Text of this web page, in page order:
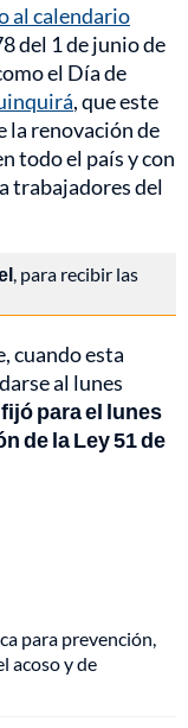
al calendario
del 1 de junio de
el Día de
, que este
la renovación de
todo el país y con
trabajadores del
, para recibir las
cuando esta
al lunes
para el lunes
de la Ley 51 de
para prevención,
acoso y de